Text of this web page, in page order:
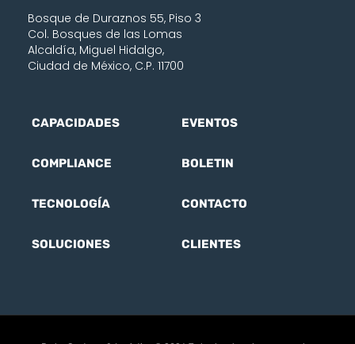
Bosque de Duraznos 55, Piso 3
Col. Bosques de las Lomas
Alcaldía, Miguel Hidalgo,
Ciudad de México, C.P. 11700
CAPACIDADES
COMPLIANCE
TECNOLOGÍA
SOLUCIONES
EVENTOS
BOLETIN
CONTACTO
CLIENTES